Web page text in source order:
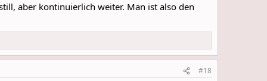
aber kontinuierlich weiter. Man ist also den
#18